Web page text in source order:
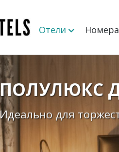
Отели
Идеально для
Роскошные и